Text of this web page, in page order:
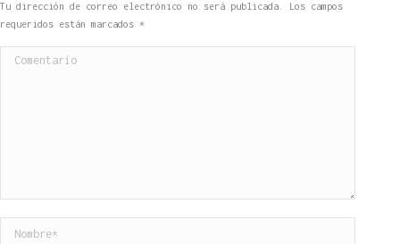
Tu dirección de correo electrónico no será publicada. Los campos
requeridos están marcados *
Comentario
Nombre *